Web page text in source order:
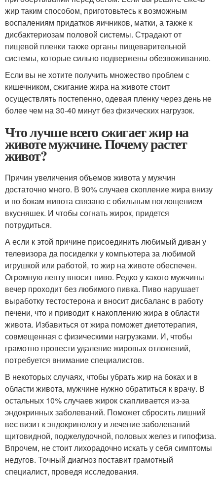
жир таким способом, приготовьтесь к возможным
воспалениям придатков яичников, матки, а также к
дисбактериозам половой системы. Страдают от
пищевой пленки также органы пищеварительной
системы, которые сильно подвержены обезвоживанию.
Если вы не хотите получить множество проблем с
кишечником, сжигание жира на животе стоит
осуществлять постепенно, одевая пленку через день не
более чем на 30-40 минут без физических нагрузок.
Что лучше всего сжигает жир на
животе мужчине. Почему растет
живот?
Причин увеличения объемов живота у мужчин
достаточно много. В 90% случаев скопление жира внизу
и по бокам живота связано с обильным поглощением
вкусняшек. И чтобы согнать жирок, придется
потрудиться.
А если к этой причине присоединить любимый диван у
телевизора да посиделки у компьютера за любимой
игрушкой или работой, то жир на животе обеспечен.
Огромную лепту вносит пиво. Редко у какого мужчины
вечер проходит без любимого пивка. Пиво нарушает
выработку тестостерона и вносит дисбаланс в работу
печени, что и приводит к накоплению жира в области
живота. Избавиться от жира поможет диетотерапия,
совмещенная с физическими нагрузками. И, чтобы
грамотно провести удаление жировых отложений,
потребуется внимание специалистов.
В некоторых случаях, чтобы убрать жир на боках и в
области живота, мужчине нужно обратиться к врачу. В
остальных 10% случаев жирок скапливается из-за
эндокринных заболеваний. Поможет сбросить лишний
вес визит к эндокринологу и лечение заболеваний
щитовидной, поджелудочной, половых желез и гипофиза.
Впрочем, не стоит лихорадочно искать у себя симптомы
недугов. Точный диагноз поставит грамотный
специалист, проведя исследования.